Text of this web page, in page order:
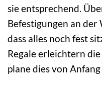
sie entsprechend.
Befestigungen an der
dass alles noch fest
Regale erleichtern
plane dies von